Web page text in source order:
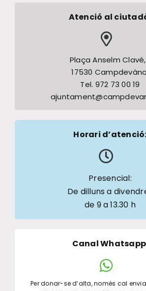
Atenció al
Plaça Anselm Clavé,
17530
Tel. 972 73 00 19
Horari d’atenció:
Presencial:
De dilluns a
de 9 a 13.30 h
Canal Whatsapp
Per donar-se d’alta, només cal